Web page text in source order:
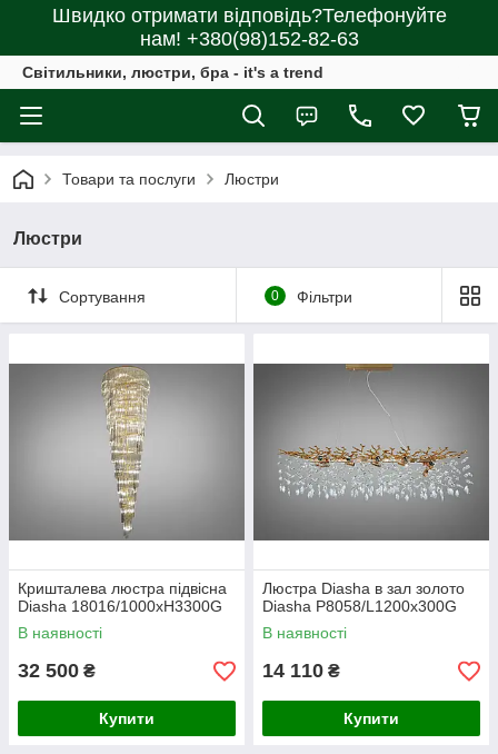
Швидко отримати відповідь?Телефонуйте
нам! +380(98)152-82-63
Світильники, люстри, бра - it's a trend
Товари та послуги Люстри
Люстри
Сортування 0 Фільтри
Кришталева люстра підвісна
Diasha 18016/1000xH3300G
В наявності
32 500 ₴
Купити
Люстра Diasha в зал золото
Diasha P8058/L1200x300G
В наявності
14 110 ₴
Купити